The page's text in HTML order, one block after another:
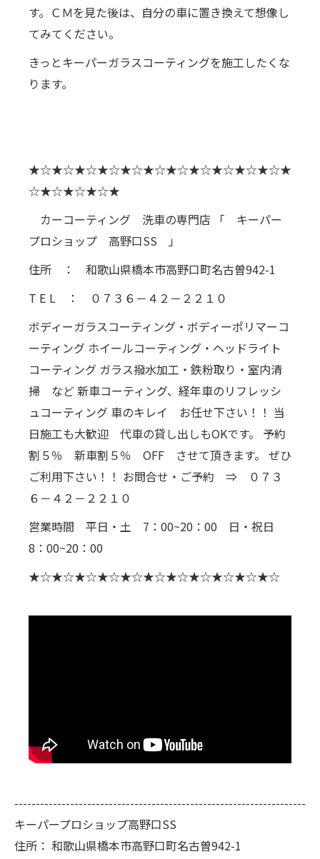
す。ＣＭを見た後は、自分の車に置き換えて想像し
てみてください。
きっとキーパーガラスコーティングを施工したくな
ります。
★☆★☆★☆★☆★☆★☆★☆★☆★☆★☆★☆★
☆★☆★☆★☆★
カーコーティング 洗車の専門店 「 キーパー
プロショップ 高野口SS 」
住所 ： 和歌山県橋本市高野口町名古曽942-1
T E L ： ０７３６－４２－２２１０
ボディーガラスコーティング・ボディーポリマーコ
ーティング ホイールコーティング・ヘッドライト
コーティング ガラス撥水加工・鉄粉取り・室内清
掃 など 新車コーティング、経年車のリフレッシ
ュコーティング 車のキレイ お任せ下さい！！ 当
日施工も大歓迎 代車の貸し出しもOKです。 予約
割５％ 新車割５％ OFF させて頂きます。 ぜひ
ご利用下さい！！ お問合せ・ご予約 ⇒ ０７３
６－４２－２２１０
営業時間 平日・土 7：00~20：00 日・祝日
8：00~20：00
★☆★☆★☆★☆★☆★☆★☆★☆★☆★☆★☆
--------------------------------------------------------------------
キーパープロショップ高野口SS
住所： 和歌山県橋本市高野口町名古曽942-1